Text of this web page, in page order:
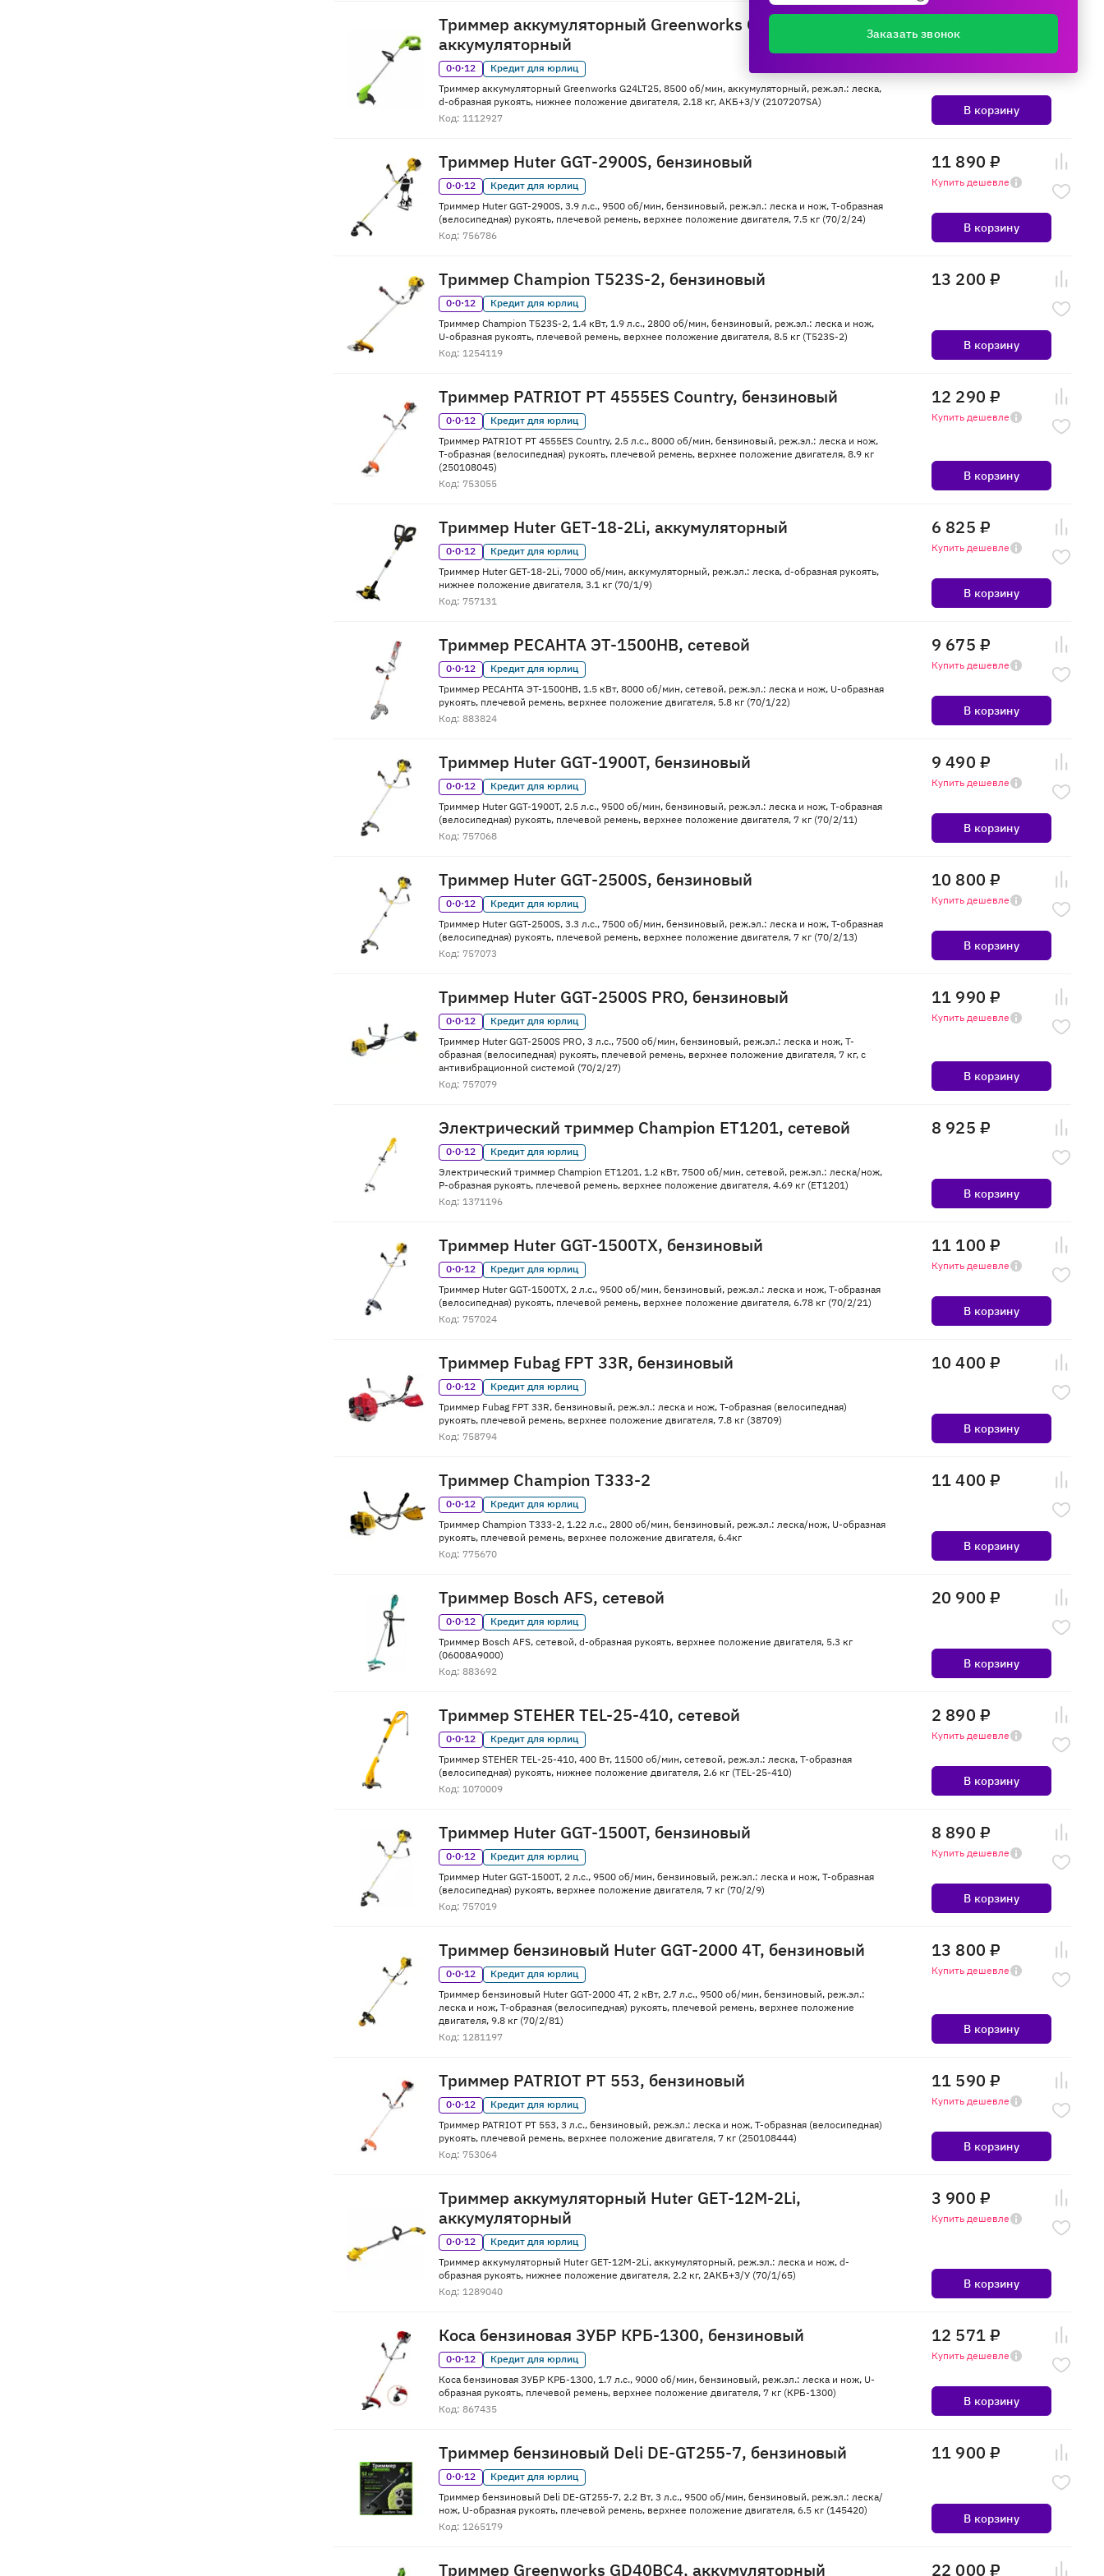
Триммер аккумуляторный Greenworks G24LT25,
аккумуляторный
0·0·12
Кредит для юрлиц
Триммер аккумуляторный Greenworks G24LT25, 8500 об/мин, аккумуляторный, реж.эл.: леска,
d-образная рукоять, нижнее положение двигателя, 2.18 кг, АКБ+З/У (2107207SA)
Код: 1112927
В корзину
Триммер Huter GGT-2900S, бензиновый
0·0·12
Кредит для юрлиц
Триммер Huter GGT-2900S, 3.9 л.с., 9500 об/мин, бензиновый, реж.эл.: леска и нож, Т-образная
(велосипедная) рукоять, плечевой ремень, верхнее положение двигателя, 7.5 кг (70/2/24)
Код: 756786
11 890 ₽
Купить дешевле
В корзину
Триммер Champion T523S-2, бензиновый
0·0·12
Кредит для юрлиц
Триммер Champion T523S-2, 1.4 кВт, 1.9 л.с., 2800 об/мин, бензиновый, реж.эл.: леска и нож,
U-образная рукоять, плечевой ремень, верхнее положение двигателя, 8.5 кг (T523S-2)
Код: 1254119
13 200 ₽
В корзину
Триммер PATRIOT PT 4555ES Country, бензиновый
0·0·12
Кредит для юрлиц
Триммер PATRIOT PT 4555ES Country, 2.5 л.с., 8000 об/мин, бензиновый, реж.эл.: леска и нож,
Т-образная (велосипедная) рукоять, плечевой ремень, верхнее положение двигателя, 8.9 кг
(250108045)
Код: 753055
12 290 ₽
Купить дешевле
В корзину
Триммер Huter GET-18-2Li, аккумуляторный
0·0·12
Кредит для юрлиц
Триммер Huter GET-18-2Li, 7000 об/мин, аккумуляторный, реж.эл.: леска, d-образная рукоять,
нижнее положение двигателя, 3.1 кг (70/1/9)
Код: 757131
6 825 ₽
Купить дешевле
В корзину
Триммер РЕСАНТА ЭТ-1500НВ, сетевой
0·0·12
Кредит для юрлиц
Триммер РЕСАНТА ЭТ-1500НВ, 1.5 кВт, 8000 об/мин, сетевой, реж.эл.: леска и нож, U-образная
рукоять, плечевой ремень, верхнее положение двигателя, 5.8 кг (70/1/22)
Код: 883824
9 675 ₽
Купить дешевле
В корзину
Триммер Huter GGT-1900T, бензиновый
0·0·12
Кредит для юрлиц
Триммер Huter GGT-1900T, 2.5 л.с., 9500 об/мин, бензиновый, реж.эл.: леска и нож, Т-образная
(велосипедная) рукоять, плечевой ремень, верхнее положение двигателя, 7 кг (70/2/11)
Код: 757068
9 490 ₽
Купить дешевле
В корзину
Триммер Huter GGT-2500S, бензиновый
0·0·12
Кредит для юрлиц
Триммер Huter GGT-2500S, 3.3 л.с., 7500 об/мин, бензиновый, реж.эл.: леска и нож, Т-образная
(велосипедная) рукоять, плечевой ремень, верхнее положение двигателя, 7 кг (70/2/13)
Код: 757073
10 800 ₽
Купить дешевле
В корзину
Триммер Huter GGT-2500S PRO, бензиновый
0·0·12
Кредит для юрлиц
Триммер Huter GGT-2500S PRO, 3 л.с., 7500 об/мин, бензиновый, реж.эл.: леска и нож, Т-
образная (велосипедная) рукоять, плечевой ремень, верхнее положение двигателя, 7 кг, с
антивибрационной системой (70/2/27)
Код: 757079
11 990 ₽
Купить дешевле
В корзину
Электрический триммер Champion ET1201, сетевой
0·0·12
Кредит для юрлиц
Электрический триммер Champion ET1201, 1.2 кВт, 7500 об/мин, сетевой, реж.эл.: леска/нож,
P-образная рукоять, плечевой ремень, верхнее положение двигателя, 4.69 кг (ET1201)
Код: 1371196
8 925 ₽
В корзину
Триммер Huter GGT-1500TX, бензиновый
0·0·12
Кредит для юрлиц
Триммер Huter GGT-1500TX, 2 л.с., 9500 об/мин, бензиновый, реж.эл.: леска и нож, Т-образная
(велосипедная) рукоять, плечевой ремень, верхнее положение двигателя, 6.78 кг (70/2/21)
Код: 757024
11 100 ₽
Купить дешевле
В корзину
Триммер Fubag FPT 33R, бензиновый
0·0·12
Кредит для юрлиц
Триммер Fubag FPT 33R, бензиновый, реж.эл.: леска и нож, Т-образная (велосипедная)
рукоять, плечевой ремень, верхнее положение двигателя, 7.8 кг (38709)
Код: 758794
10 400 ₽
В корзину
Триммер Champion Т333-2
0·0·12
Кредит для юрлиц
Триммер Champion Т333-2, 1.22 л.с., 2800 об/мин, бензиновый, реж.эл.: леска/нож, U-образная
рукоять, плечевой ремень, верхнее положение двигателя, 6.4кг
Код: 775670
11 400 ₽
В корзину
Триммер Bosch AFS, сетевой
0·0·12
Кредит для юрлиц
Триммер Bosch AFS, сетевой, d-образная рукоять, верхнее положение двигателя, 5.3 кг
(06008A9000)
Код: 883692
20 900 ₽
В корзину
Триммер STEHER TEL-25-410, сетевой
0·0·12
Кредит для юрлиц
Триммер STEHER TEL-25-410, 400 Вт, 11500 об/мин, сетевой, реж.эл.: леска, Т-образная
(велосипедная) рукоять, нижнее положение двигателя, 2.6 кг (TEL-25-410)
Код: 1070009
2 890 ₽
Купить дешевле
В корзину
Триммер Huter GGT-1500T, бензиновый
0·0·12
Кредит для юрлиц
Триммер Huter GGT-1500T, 2 л.с., 9500 об/мин, бензиновый, реж.эл.: леска и нож, Т-образная
(велосипедная) рукоять, верхнее положение двигателя, 7 кг (70/2/9)
Код: 757019
8 890 ₽
Купить дешевле
В корзину
Триммер бензиновый Huter GGT-2000 4Т, бензиновый
0·0·12
Кредит для юрлиц
Триммер бензиновый Huter GGT-2000 4Т, 2 кВт, 2.7 л.с., 9500 об/мин, бензиновый, реж.эл.:
леска и нож, Т-образная (велосипедная) рукоять, плечевой ремень, верхнее положение
двигателя, 9.8 кг (70/2/81)
Код: 1281197
13 800 ₽
Купить дешевле
В корзину
Триммер PATRIOT PT 553, бензиновый
0·0·12
Кредит для юрлиц
Триммер PATRIOT PT 553, 3 л.с., бензиновый, реж.эл.: леска и нож, Т-образная (велосипедная)
рукоять, плечевой ремень, верхнее положение двигателя, 7 кг (250108444)
Код: 753064
11 590 ₽
Купить дешевле
В корзину
Триммер аккумуляторный Huter GET-12M-2Li,
аккумуляторный
0·0·12
Кредит для юрлиц
Триммер аккумуляторный Huter GET-12M-2Li, аккумуляторный, реж.эл.: леска и нож, d-
образная рукоять, нижнее положение двигателя, 2.2 кг, 2АКБ+З/У (70/1/65)
Код: 1289040
3 900 ₽
Купить дешевле
В корзину
Коса бензиновая ЗУБР КРБ-1300, бензиновый
0·0·12
Кредит для юрлиц
Коса бензиновая ЗУБР КРБ-1300, 1.7 л.с., 9000 об/мин, бензиновый, реж.эл.: леска и нож, U-
образная рукоять, плечевой ремень, верхнее положение двигателя, 7 кг (КРБ-1300)
Код: 867435
12 571 ₽
Купить дешевле
В корзину
Триммер бензиновый Deli DE-GT255-7, бензиновый
0·0·12
Кредит для юрлиц
Триммер бензиновый Deli DE-GT255-7, 2.2 Вт, 3 л.с., 9500 об/мин, бензиновый, реж.эл.: леска/
нож, U-образная рукоять, плечевой ремень, верхнее положение двигателя, 6.5 кг (145420)
Код: 1265179
11 900 ₽
В корзину
Триммер Greenworks GD40BC4, аккумуляторный 22 000 ₽
Заказать звонок